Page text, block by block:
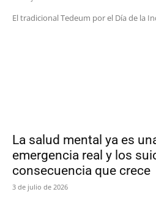
El tradicional Tedeum por el Día de la
La salud mental ya es
emergencia real y los
consecuencia que crece
3 de julio de 2026